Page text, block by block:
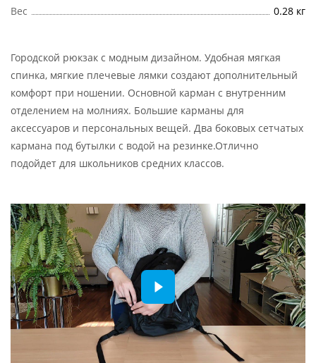
Вес
0.28 кг
Городской рюкзак с модным дизайном. Удобная мягкая
спинка, мягкие плечевые лямки создают дополнительный
комфорт при ношении. Основной карман с внутренним
отделением на молниях. Большие карманы для
аксессуаров и персональных вещей. Два боковых сетчатых
кармана под бутылки с водой на резинке.Отлично
подойдет для школьников средних классов.